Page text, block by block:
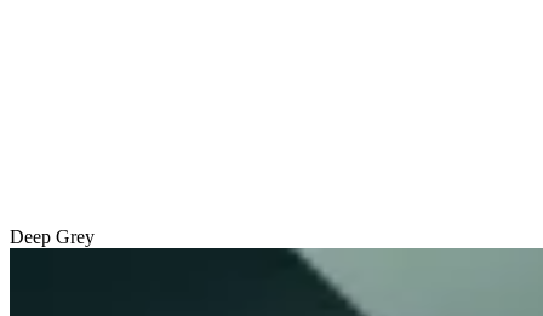
Deep Grey